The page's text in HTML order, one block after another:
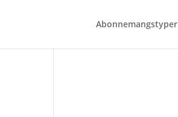
Abonnemangstyper